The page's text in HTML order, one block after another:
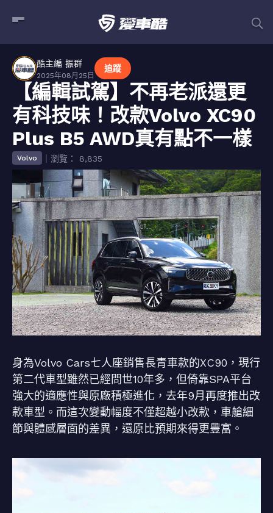
酷主編 振群
2025年08月25日
追蹤
【編輯試駕】不再老派還更
有科技味！改款Volvo XC90
Plus B5 AWD真有點不一樣
Volvo ｜瀏覽： 8,835
身為Volvo Cars七人座銷售長青車款的XC90，現行
第二代車型雖然已經問世10年多，但倚靠SPA平台
強大的適應性與原廠積極進化，去年9月再度推出改
款車型。而這次變動幅度不僅超越小改款，車艙細
節與體感層面的差異，還原比預期來得更豐富。